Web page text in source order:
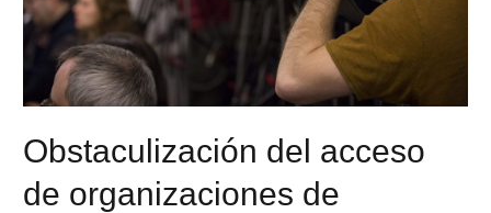
Obstaculización del acceso
de organizaciones de